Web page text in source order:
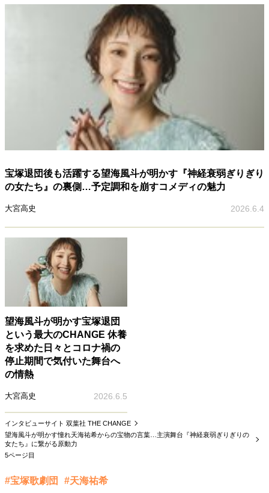
宝塚退団後も活躍する望海風斗が明かす『神経衰弱ぎりぎり
の女たち』の裏側…予定調和を崩すコメディの魅力
大宮高史 2026.6.4
望海風斗が明かす宝塚退団
という最大のCHANGE 休養
を求めた日々とコロナ禍の
停止期間で気付いた舞台へ
の情熱
大宮高史 2026.6.5
インタビューサイト 双葉社 THE CHANGE
望海風斗が明かす憧れ天海祐希からの宝物の言葉…主演舞台『神経衰弱ぎりぎりの
女たち』に繋がる原動力
5ページ目
#宝塚歌劇団 #天海祐希